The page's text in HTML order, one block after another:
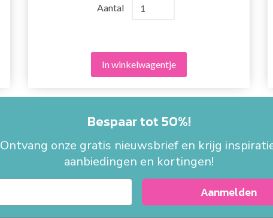
Aantal
In winkelwagentje
Bespaar tot 50%!
Ontvang onze gratis nieuwsbrief en krijg
aanbiedingen en kortingen!
Aanmelden